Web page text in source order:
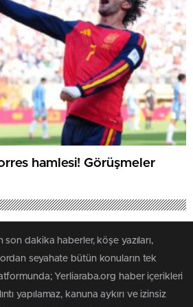
hamlesi! Görüşmeler
son dakika haberler, köşe yazıları,
seyahate bütün konuların tek
Yerliaraba.org haber içerikleri
yapılamaz, kanuna aykırı ve izinsiz